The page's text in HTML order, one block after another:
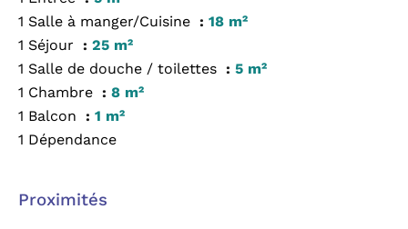
1 Salle à manger/Cuisine
18 m²
1 Séjour
25 m²
1 Salle de douche / toilettes
5 m²
1 Chambre
8 m²
1 Balcon
1 m²
1 Dépendance
Proximités